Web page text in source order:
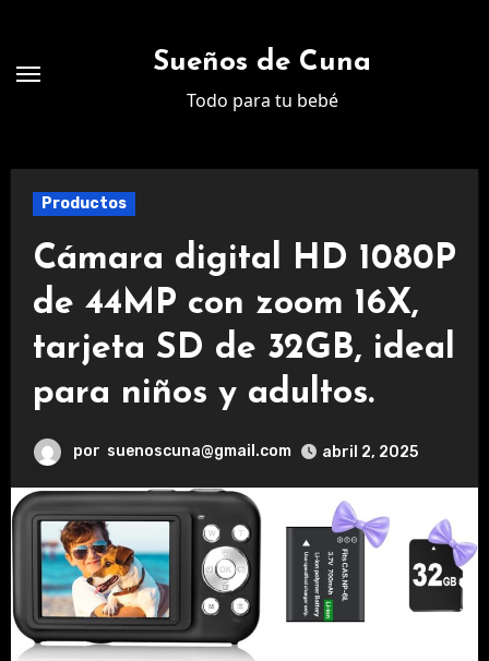
contenido
Sueños de Cuna
Todo para tu bebé
Productos
Cámara digital HD 1080P
de 44MP con zoom 16X,
tarjeta SD de 32GB, ideal
para niños y adultos.
por suenoscuna@gmail.com abril 2, 2025